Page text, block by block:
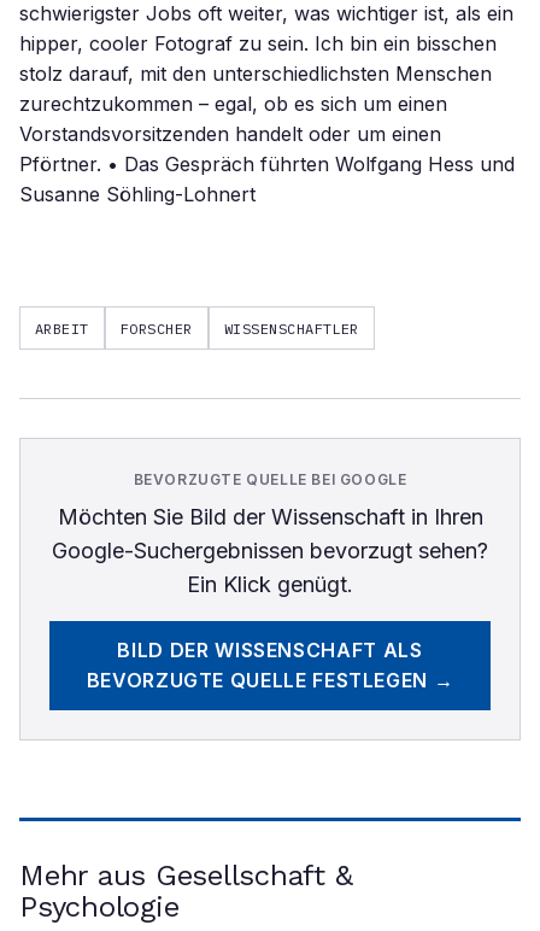
schwierigster Jobs oft weiter, was wichtiger ist, als ein
hipper, cooler Fotograf zu sein. Ich bin ein bisschen
stolz darauf, mit den unterschiedlichsten Menschen
zurechtzukommen – egal, ob es sich um einen
Vorstandsvorsitzenden handelt oder um einen
Pförtner. • Das Gespräch führten Wolfgang Hess und
Susanne Söhling-Lohnert
ARBEIT FORSCHER WISSENSCHAFTLER
BEVORZUGTE QUELLE BEI GOOGLE
Möchten Sie Bild der Wissenschaftin Ihren
Google-Suchergebnissen bevorzugt sehen?
Ein Klick genügt.
BILD DER WISSENSCHAFT ALS
BEVORZUGTE QUELLE FESTLEGEN →
Mehr aus Gesellschaft &
Psychologie